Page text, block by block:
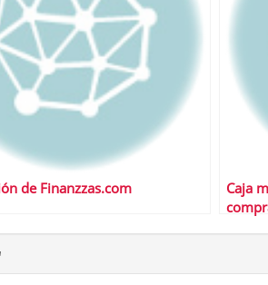
de Finanzzas.com
Caja